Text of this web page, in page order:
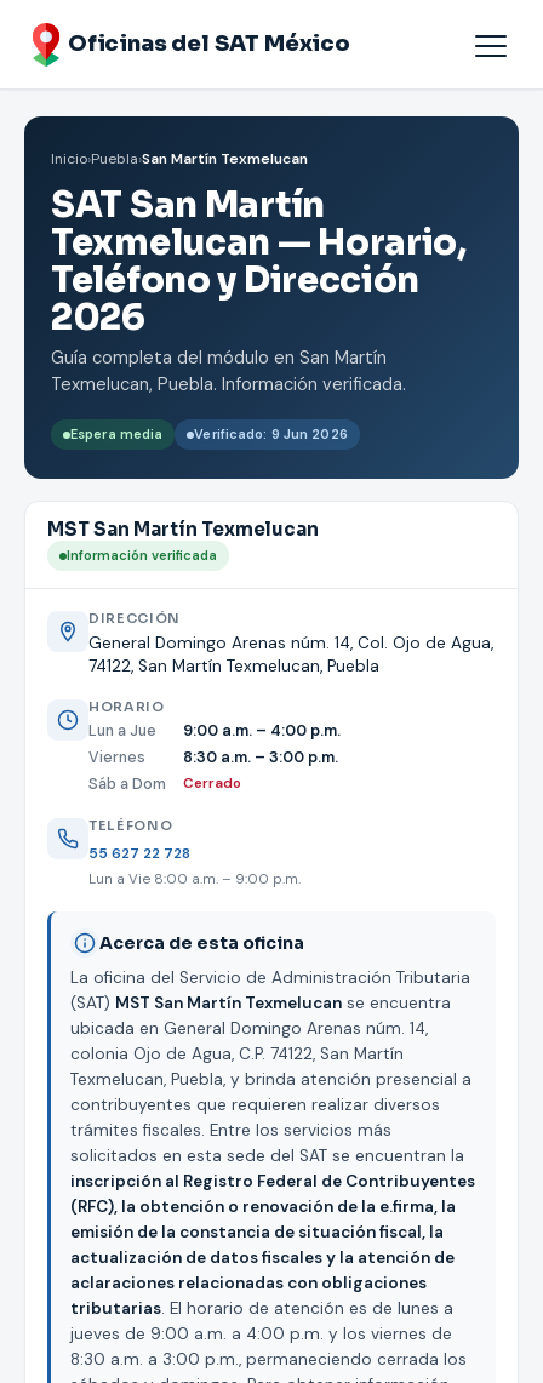
Oficinas del SAT México
Oficinas por Estados
Inicio›Puebla›San Martín Texmelucan
SAT San Martín
Texmelucan — Horario,
Teléfono y Dirección
2026
Guía completa del módulo en San Martín
Texmelucan, Puebla. Información verificada.
Espera media Verificado: 9 Jun 2026
MST San Martín Texmelucan
Información verificada
DIRECCIÓN
General Domingo Arenas núm. 14, Col. Ojo de Agua,
74122, San Martín Texmelucan, Puebla
HORARIO
Lun a Jue
9:00 a.m. – 4:00 p.m.
Viernes
8:30 a.m. – 3:00 p.m.
Sáb a Dom
Cerrado
TELÉFONO
55 627 22 728
Lun a Vie 8:00 a.m. – 9:00 p.m.
Acerca de esta oficina
La oficina del Servicio de Administración Tributaria
(SAT) MST San Martín Texmelucan se encuentra
ubicada en General Domingo Arenas núm. 14,
colonia Ojo de Agua, C.P. 74122, San Martín
Texmelucan, Puebla, y brinda atención presencial a
contribuyentes que requieren realizar diversos
trámites fiscales. Entre los servicios más
solicitados en esta sede del SAT se encuentran la
inscripción al Registro Federal de Contribuyentes
(RFC), la obtención o renovación de la e.firma, la
emisión de la constancia de situación fiscal, la
actualización de datos fiscales y la atención de
aclaraciones relacionadas con obligaciones
tributarias. El horario de atención es de lunes a
jueves de 9:00 a.m. a 4:00 p.m. y los viernes de
8:30 a.m. a 3:00 p.m., permaneciendo cerrada los